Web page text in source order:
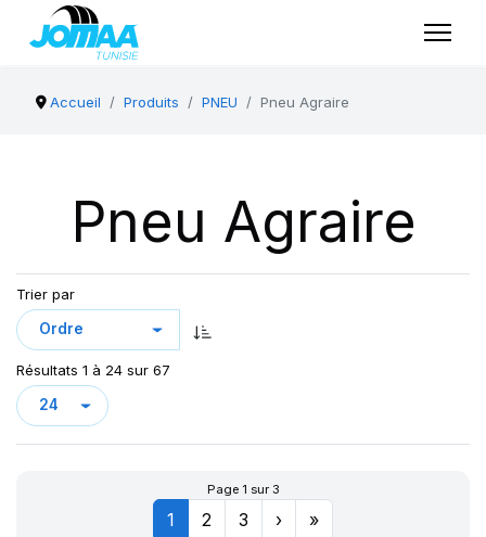
Accueil Produits PNEU Pneu Agraire
Pneu Agraire
Trier par
Résultats 1 à 24 sur 67
Page 1 sur 3
1 2 3 › »